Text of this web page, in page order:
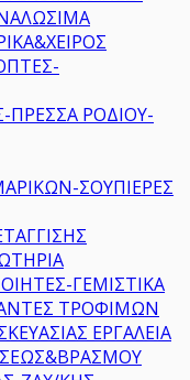
ΡΟΔΙΟΥ-
ΣΟΥΠΙΕΡΕΣ
ΓΕΜΙΣΤΙΚΑ
ΤΡΟΦΙΜΩΝ
ΕΡΓΑΛΕΙΑ